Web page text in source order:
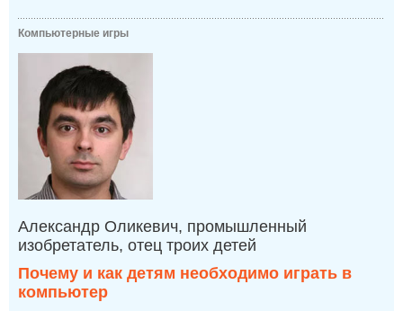
Компьютерные игры
Александр Оликевич, промышленный
изобретатель, отец троих детей
Почему и как детям необходимо играть в
компьютер